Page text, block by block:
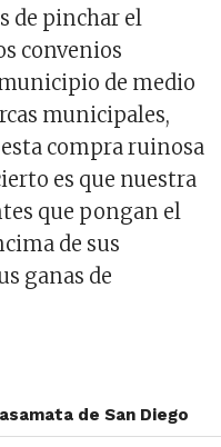
de pinchar el
convenios
de medio
municipales,
compra ruinosa
es que nuestra
que pongan el
de sus
ganas de
de San Diego